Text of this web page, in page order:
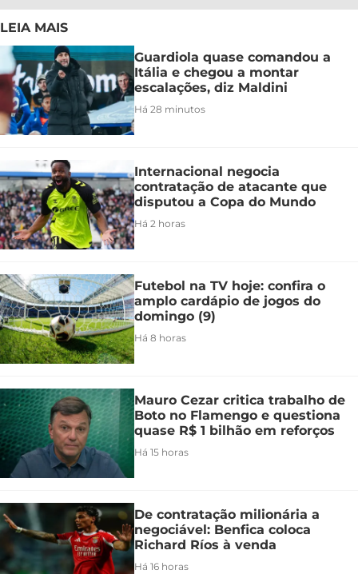
LEIA MAIS
Guardiola quase comandou a
Itália e chegou a montar
escalações, diz Maldini
Há 28 minutos
Internacional negocia
contratação de atacante que
disputou a Copa do Mundo
Há 2 horas
Futebol na TV hoje: confira o
amplo cardápio de jogos do
domingo (9)
Há 8 horas
Mauro Cezar critica trabalho de
Boto no Flamengo e questiona
quase R$ 1 bilhão em reforços
Há 15 horas
De contratação milionária a
negociável: Benfica coloca
Richard Ríos à venda
Há 16 horas